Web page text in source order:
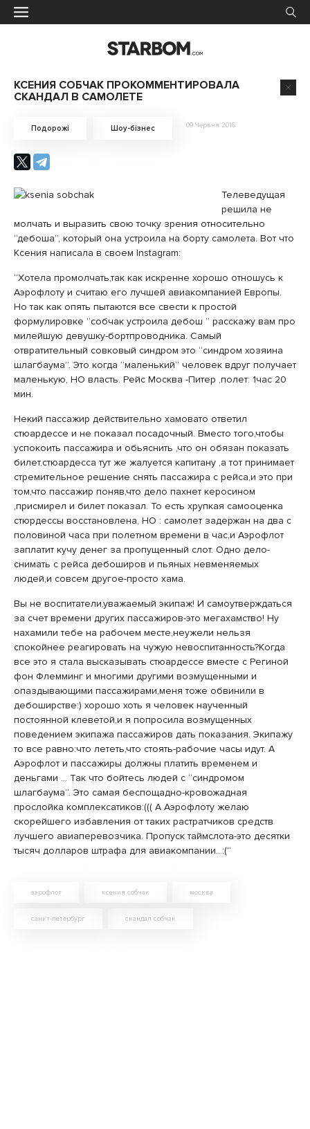
КСЕНИЯ СОБЧАК ПРОКОММЕНТИРОВАЛА
СКАНДАЛ В САМОЛЕТЕ
Подорожі Шоу-бізнес 09 Червня 2016
Телеведущая
решила не
молчать и выразить свою точку зрения относительно
“дебоша”, который она устроила на борту самолета. Вот что
Ксения написала в своем Instagram:
“Хотела промолчать,так как искренне хорошо отношусь к
Аэрофлоту и считаю его лучшей авиакомпанией Европы.
Но так как опять пытаются все свести к простой
формулировке “собчак устроила дебош ” расскажу вам про
милейшую девушку-бортпроводника. Самый
отвратительный совковый синдром это “синдром хозяина
шлагбаума”. Это когда “маленький” человек вдруг получает
маленькую, НО власть. Рейс Москва -Питер ,полет: 1час 20
мин.
Некий пассажир действительно хамовато ответил
стюардессе и не показал посадочный. Вместо того,чтобы
успокоить пассажира и обьяснить ,что он обязан показать
билет,стюардесса тут же жалуется капитану ,а тот принимает
стремительное решение снять пассажира с рейса,и это при
том,что пассажир поняв,что дело пахнет керосином
,присмирел и билет показал. То есть хрупкая самооценка
стюрдессы восстановлена, НО : самолет задержан на два с
половиной часа при полетном времени в час,и Аэрофлот
заплатит кучу денег за пропущенный слот. Одно дело-
снимать с рейса дебоширов и пьяных невменяемых
людей,и совсем другое-просто хама.
Вы не воспитатели,уважаемый экипаж! И самоутверждаться
за счет времени других пассажиров-это мегахамство! Ну
нахамили тебе на рабочем месте,неужели нельзя
спокойнее реагировать на чужую невоспитанность?Когда
все это я стала высказывать стюардессе вместе с Региной
фон Флемминг и многими другими возмущенными и
опаздывающими пассажирами,меня тоже обвинили в
дебоширстве:) хорошо хоть я человек наученный
постоянной клеветой,и я попросила возмущенных
поведением экипажа пассажиров дать показания. Экипажу
то все равно:что лететь,что стоять-рабочие часы идут. А
Аэрофлот и пассажиры должны платить временем и
деньгами … Так что бойтесь людей с “синдромом
шлагбаума”. Это самая беспощадно-кровожадная
прослойка комплексатиков:((( А Аэрофлоту желаю
скорейшего избавления от таких растратчиков средств
лучшего авиаперевозчика. Пропуск таймслота-это десятки
тысяч долларов штрафа для авиакомпании…:(“
аэрофлот ксения собчак москва
санкт-петербург скандал собчак